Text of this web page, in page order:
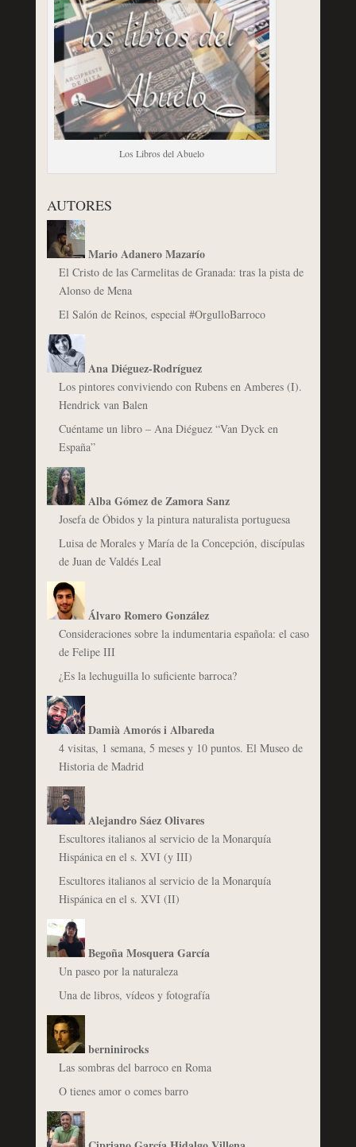
Los Libros del Abuelo
AUTORES
Mario Adanero Mazarío
El Cristo de las Carmelitas de Granada: tras la pista de
Alonso de Mena
El Salón de Reinos, especial #OrgulloBarroco
Ana Diéguez-Rodríguez
Los pintores conviviendo con Rubens en Amberes (I).
Hendrick van Balen
Cuéntame un libro – Ana Diéguez “Van Dyck en
España”
Alba Gómez de Zamora Sanz
Josefa de Óbidos y la pintura naturalista portuguesa
Luisa de Morales y María de la Concepción, discípulas
de Juan de Valdés Leal
Álvaro Romero González
Consideraciones sobre la indumentaria española: el caso
de Felipe III
¿Es la lechuguilla lo suficiente barroca?
Damià Amorós i Albareda
4 visitas, 1 semana, 5 meses y 10 puntos. El Museo de
Historia de Madrid
Alejandro Sáez Olivares
Escultores italianos al servicio de la Monarquía
Hispánica en el s. XVI (y III)
Escultores italianos al servicio de la Monarquía
Hispánica en el s. XVI (II)
Begoña Mosquera García
Un paseo por la naturaleza
Una de libros, vídeos y fotografía
berninirocks
Las sombras del barroco en Roma
O tienes amor o comes barro